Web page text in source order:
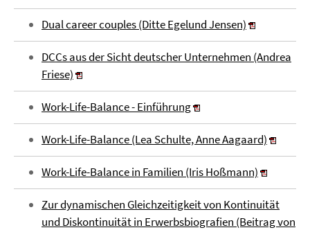
Dual career couples (Ditte Egelund Jensen)
DCCs aus der Sicht deutscher Unternehmen (Andrea
Friese)
Work-Life-Balance - Einführung
Work-Life-Balance (Lea Schulte, Anne Aagaard)
Work-Life-Balance in Familien (Iris Hoßmann)
Zur dynamischen Gleichzeitigkeit von Kontinuität
und Diskontinuität in Erwerbsbiografien (Beitrag von